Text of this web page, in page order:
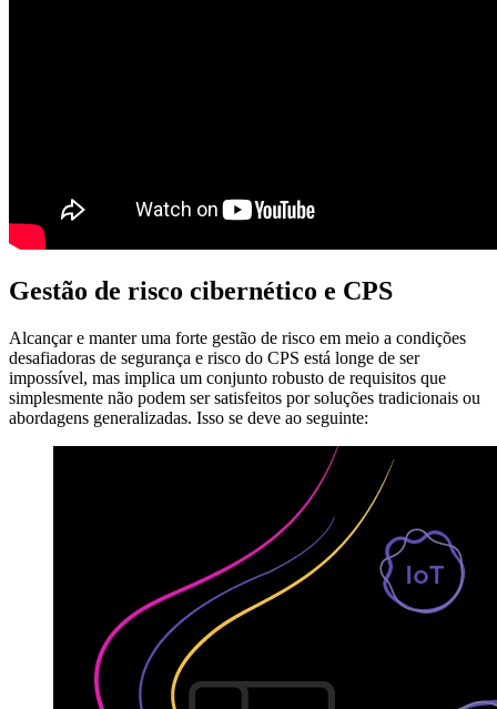
Gestão de risco cibernético e CPS
Alcançar e manter uma forte gestão de risco em meio a condições
desafiadoras de segurança e risco do CPS está longe de ser
impossível, mas implica um conjunto robusto de requisitos que
simplesmente não podem ser satisfeitos por soluções tradicionais ou
abordagens generalizadas. Isso se deve ao seguinte: